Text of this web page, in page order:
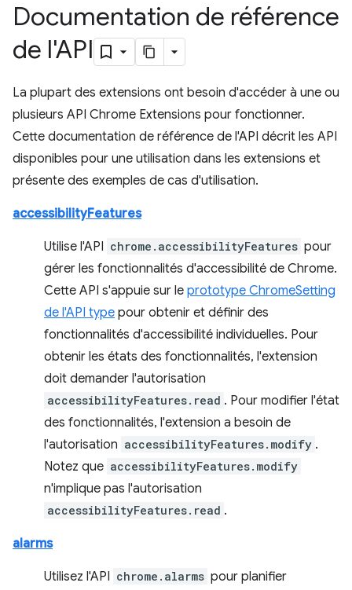
Documentation de référence
de l'API
La plupart des extensions ont besoin d'accéder à une ou
plusieurs API Chrome Extensions pour fonctionner.
Cette documentation de référence de l'API décrit les API
disponibles pour une utilisation dans les extensions et
présente des exemples de cas d'utilisation.
accessibilityFeatures
Utilise l'API chrome.accessibilityFeatures pour
gérer les fonctionnalités d'accessibilité de Chrome.
Cette API s'appuie sur le prototype ChromeSetting
de l'API type pour obtenir et définir des
fonctionnalités d'accessibilité individuelles. Pour
obtenir les états des fonctionnalités, l'extension
doit demander l'autorisation
accessibilityFeatures.read . Pour modifier l'état
des fonctionnalités, l'extension a besoin de
l'autorisation accessibilityFeatures.modify .
Notez que accessibilityFeatures.modify
n'implique pas l'autorisation
accessibilityFeatures.read .
alarms
Utilisez l'API chrome.alarms pour planifier